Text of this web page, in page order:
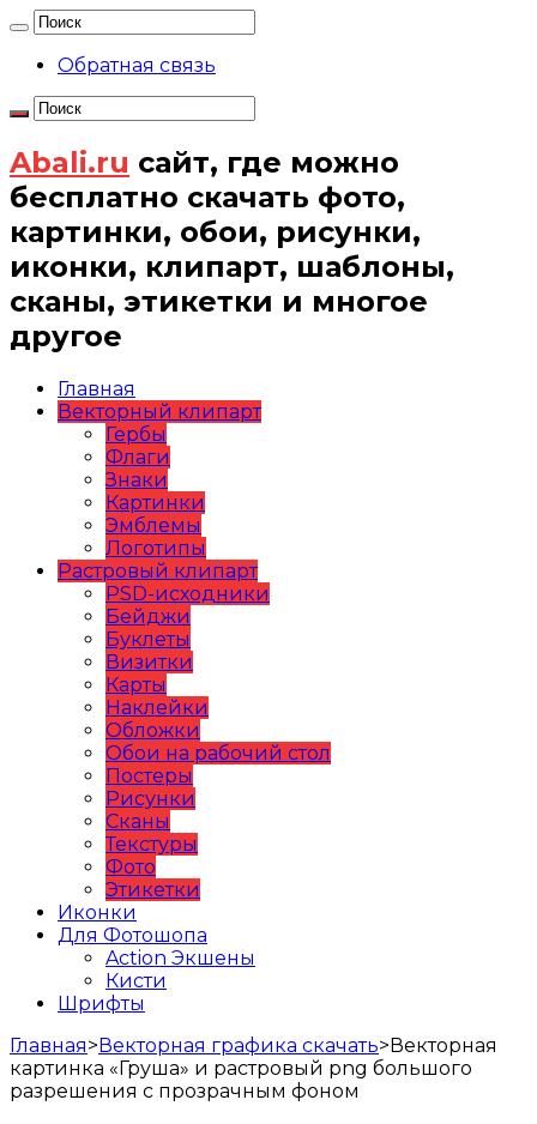
Обратная связь
Abali.ru сайт, где можно
бесплатно скачать фото,
картинки, обои, рисунки,
иконки, клипарт, шаблоны,
сканы, этикетки и многое
другое
Главная
Векторный клипарт
Гербы
Флаги
Знаки
Картинки
Эмблемы
Логотипы
Растровый клипарт
PSD-исходники
Бейджи
Буклеты
Визитки
Карты
Наклейки
Обложки
Обои на рабочий стол
Постеры
Рисунки
Сканы
Текстуры
Фото
Этикетки
Иконки
Для Фотошопа
Action Экшены
Кисти
Шрифты
Главная>Векторная графика скачать>Векторная
картинка «Груша» и растровый png большого
разрешения с прозрачным фоном